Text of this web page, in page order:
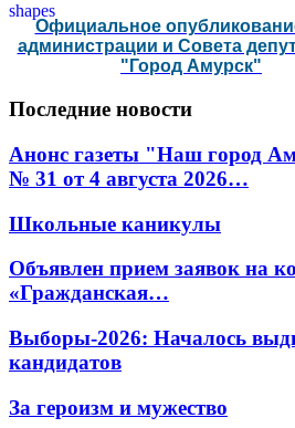
Официальное
администрации и Совета
"Город Амурск"
Последние новости
Анонс газеты "Наш город
№ 31 от 4 августа 2026…
Школьные каникулы
Объявлен прием заявок на
«Гражданская…
Выборы-2026: Началось
кандидатов
За героизм и мужество